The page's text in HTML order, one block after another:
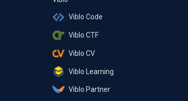
Viblo Code
Viblo CTF
Viblo CV
Viblo Learning
Viblo Partner